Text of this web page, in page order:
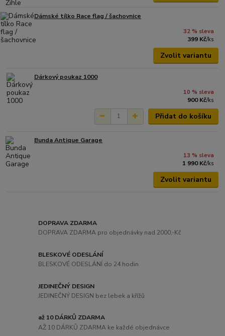
Dámské tílko Race flag / šachovnice
32 % sleva
399 Kč/ks
Zvolit variantu
Dárkový poukaz 1000
10 % sleva
900 Kč/ks
Přidat do košíku
Bunda Antique Garage
13 % sleva
1 990 Kč/ks
Zvolit variantu
DOPRAVA ZDARMA
DOPRAVA ZDARMA pro objednávky nad 2000,-Kč
BLESKOVÉ ODESLÁNÍ
BLESKOVÉ ODESLÁNÍ do 24 hodin
JEDINEČNÝ DESIGN
JEDINEČNÝ DESIGN bez lebek a křížů
až 10 DÁRKŮ ZDARMA
AŽ 10 DÁRKŮ ZDARMA ke každé objednávce